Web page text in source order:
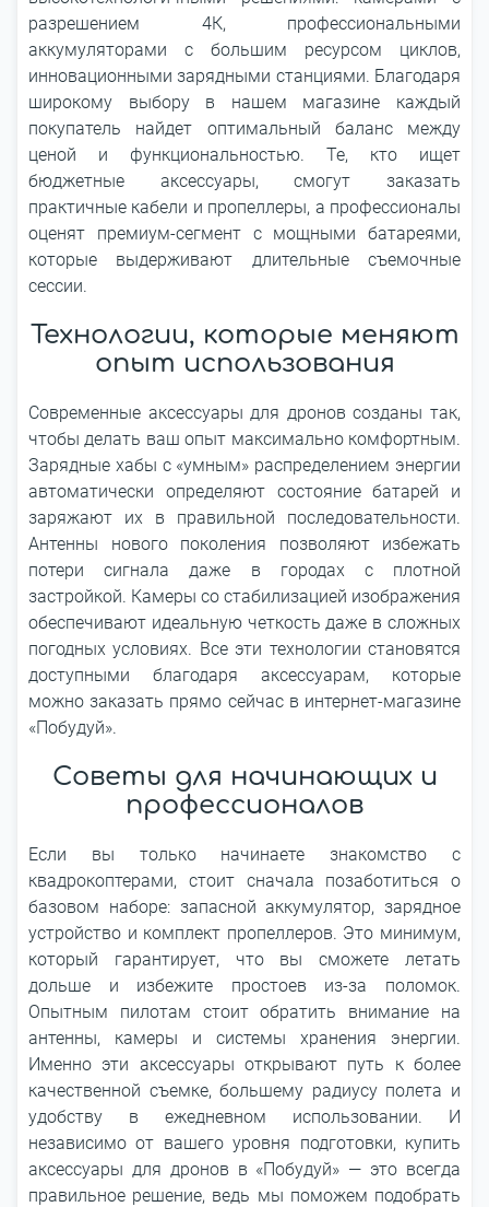
разрешением 4К, профессиональными
аккумуляторами с большим ресурсом циклов,
инновационными зарядными станциями. Благодаря
широкому выбору в нашем магазине каждый
покупатель найдет оптимальный баланс между
ценой и функциональностью. Те, кто ищет
бюджетные аксессуары, смогут заказать
практичные кабели и пропеллеры, а профессионалы
оценят премиум-сегмент с мощными батареями,
которые выдерживают длительные съемочные
сессии.
Технологии, которые меняют
опыт использования
Современные аксессуары для дронов созданы так,
чтобы делать ваш опыт максимально комфортным.
Зарядные хабы с «умным» распределением энергии
автоматически определяют состояние батарей и
заряжают их в правильной последовательности.
Антенны нового поколения позволяют избежать
потери сигнала даже в городах с плотной
застройкой. Камеры со стабилизацией изображения
обеспечивают идеальную четкость даже в сложных
погодных условиях. Все эти технологии становятся
доступными благодаря аксессуарам, которые
можно заказать прямо сейчас в интернет-магазине
«Побудуй».
Советы для начинающих и
профессионалов
Если вы только начинаете знакомство с
квадрокоптерами, стоит сначала позаботиться о
базовом наборе: запасной аккумулятор, зарядное
устройство и комплект пропеллеров. Это минимум,
который гарантирует, что вы сможете летать
дольше и избежите простоев из-за поломок.
Опытным пилотам стоит обратить внимание на
антенны, камеры и системы хранения энергии.
Именно эти аксессуары открывают путь к более
качественной съемке, большему радиусу полета и
удобству в ежедневном использовании. И
независимо от вашего уровня подготовки, купить
аксессуары для дронов в «Побудуй» — это всегда
правильное решение, ведь мы поможем подобрать